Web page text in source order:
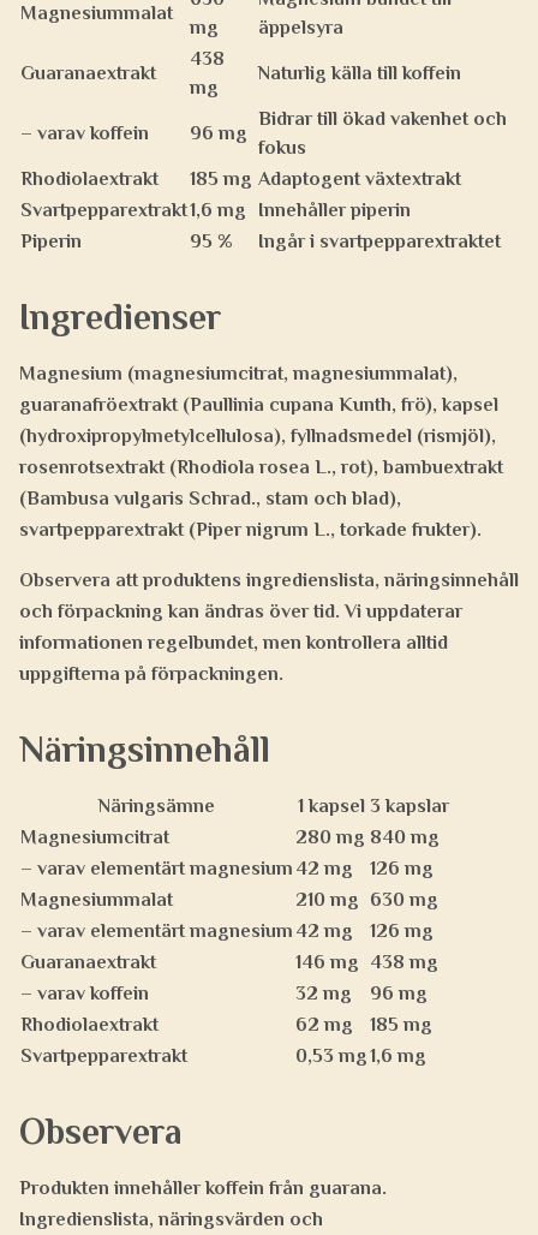
Magnesiummalat
mg
äppelsyra
Guaranaextrakt
438
mg
Naturlig källa till koffein
– varav koffein 96 mg
Bidrar till ökad vakenhet och
fokus
Rhodiolaextrakt
185 mg Adaptogent växtextrakt
Svartpepparextrakt1,6 mg
Innehåller piperin
Piperin
95 % Ingår i svartpepparextraktet
Ingredienser
Magnesium (magnesiumcitrat, magnesiummalat),
guaranafröextrakt (Paullinia cupana Kunth, frö), kapsel
(hydroxipropylmetylcellulosa), fyllnadsmedel (rismjöl),
rosenrotsextrakt (Rhodiola rosea L., rot), bambuextrakt
(Bambusa vulgaris Schrad., stam och blad),
svartpepparextrakt (Piper nigrum L., torkade frukter).
Observera att produktens ingredienslista, näringsinnehåll
och förpackning kan ändras över tid. Vi uppdaterar
informationen regelbundet, men kontrollera alltid
uppgifterna på förpackningen.
Näringsinnehåll
Näringsämne 1 kapsel 3 kapslar
Magnesiumcitrat
280 mg 840 mg
– varav elementärt magnesium 42 mg
126 mg
Magnesiummalat
210 mg
630 mg
– varav elementärt magnesium 42 mg
126 mg
Guaranaextrakt
146 mg
438 mg
– varav koffein
32 mg
96 mg
Rhodiolaextrakt
62 mg
185 mg
Svartpepparextrakt
0,53 mg1,6 mg
Observera
Produkten innehåller koffein från guarana.
Ingredienslista, näringsvärden och